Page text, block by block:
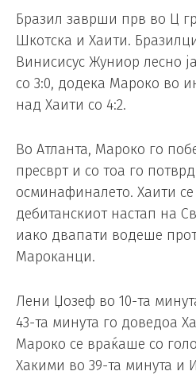
Бразил заврши прв во Ц
Шкотска и Хаити.
Винисисус Жуниор лесно
со 3:0, додека Мароко во
над Хаити со 4:2.
Во Атланта, Мароко го
пресврт и со тоа го
осминафиналето. Хаити
дебитанскиот настап на
иако двапати водеше
Мароканци.
Лени Џозеф во 10-та
43-та минута го доведоа
Мароко се враќаше со
Хакими во 39-та минута и